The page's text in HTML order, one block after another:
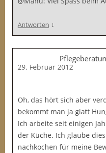
Antworten ↓
29. Februar 2012
Oh, das hört sich aber
bekommt man ja glatt
Ich arbeite seit einigen
der Küche. Ich glaube
nachkochen für meine